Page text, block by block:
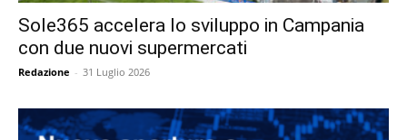
Sole365 accelera lo sviluppo in Campania
con due nuovi supermercati
Redazione - 31 Luglio 2026